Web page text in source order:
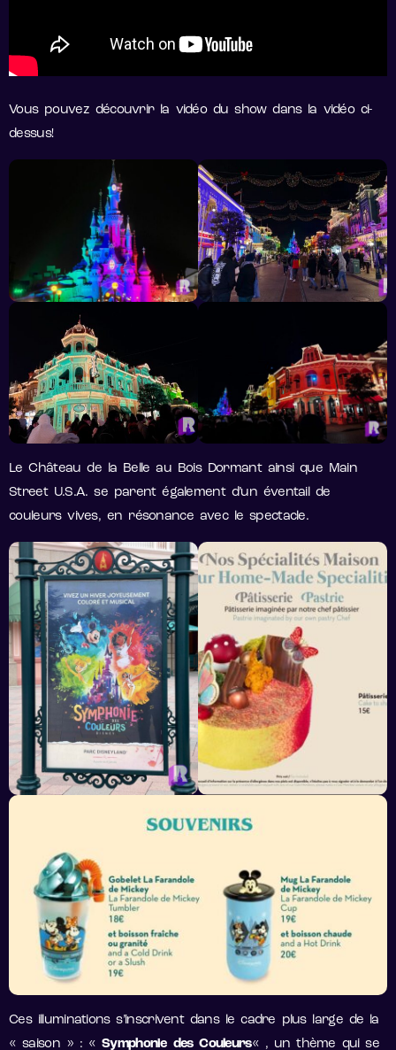
Vous pouvez découvrir la vidéo du show dans la vidéo ci-
dessus!
Le Château de la Belle au Bois Dormant ainsi que Main
Street U.S.A. se parent également d’un éventail de
couleurs vives, en résonance avec le spectacle.
Ces illuminations s’inscrivent dans le cadre plus large de la
« saison » : «Symphonie des Couleurs« , un thème qui se